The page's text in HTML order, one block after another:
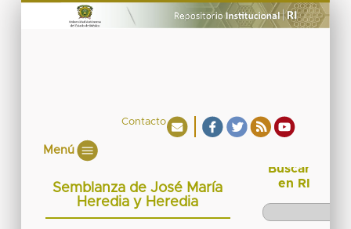
Contacto
Menú
Semblanza de José María
Heredia y Heredia
Buscar
en RI